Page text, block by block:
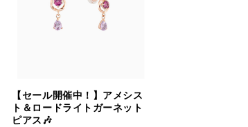
【セール開催中！】アメシス
ト＆ロードライトガーネット
ピアス🎶